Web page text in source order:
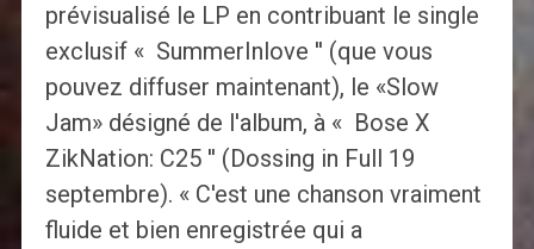
prévisualisé le LP en contribuant le single
exclusif « SummerInlove '' (que vous
pouvez diffuser maintenant), le «Slow
Jam» désigné de l'album, à « Bose X
ZikNation: C25 '' (Dossing in Full 19
septembre). « C'est une chanson vraiment
fluide et bien enregistrée qui a